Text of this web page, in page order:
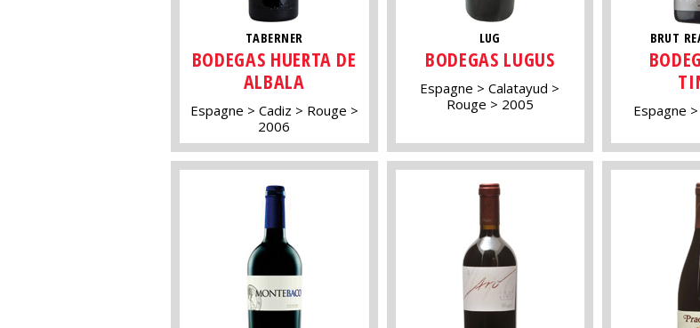
TABERNER
BODEGAS HUERTA DE
ALBALA
Espagne Cadiz
Rouge
2006
LUG
BODEGAS LUGUS
Espagne
Calatayud
Rouge
2005
BRUT
Espagne